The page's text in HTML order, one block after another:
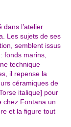
l’atelier
Les sujets de ses
semblent issus
fonds marins,
technique
il repense la
céramiques de
italique] pour
chez Fontana un
et la figure tout